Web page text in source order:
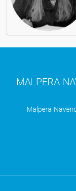
MALPERA
Malpera